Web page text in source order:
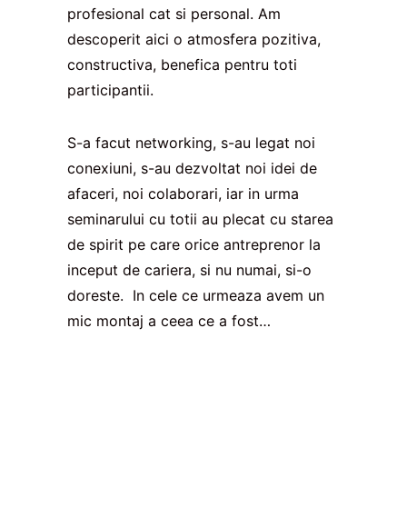
profesional cat si personal. Am
descoperit aici o atmosfera pozitiva,
constructiva, benefica pentru toti
participantii.
S-a facut networking, s-au legat noi
conexiuni, s-au dezvoltat noi idei de
afaceri, noi colaborari, iar in urma
seminarului cu totii au plecat cu starea
de spirit pe care orice antreprenor la
inceput de cariera, si nu numai, si-o
doreste. In cele ce urmeaza avem un
mic montaj a ceea ce a fost…